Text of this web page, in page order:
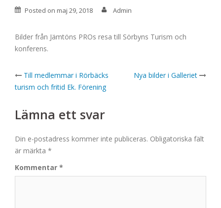
Posted on maj 29, 2018 Admin
Bilder från Jämtöns PROs resa till Sörbyns Turism och
konferens.
Post
navigation
Till medlemmar i Rörbäcks
turism och fritid Ek. Förening
Nya bilder i Galleriet
Lämna ett svar
Din e-postadress kommer inte publiceras. Obligatoriska fält
är märkta *
Kommentar *